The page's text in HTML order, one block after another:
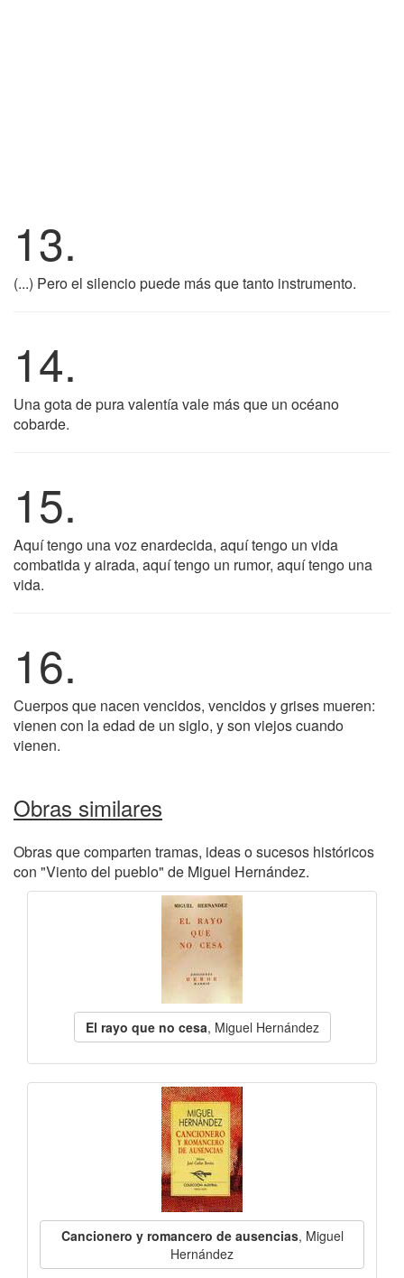
13.
(...) Pero el silencio puede más que tanto instrumento.
14.
Una gota de pura valentía vale más que un océano
cobarde.
15.
Aquí tengo una voz enardecida, aquí tengo un vida
combatida y airada, aquí tengo un rumor, aquí tengo una
vida.
16.
Cuerpos que nacen vencidos, vencidos y grises mueren:
vienen con la edad de un siglo, y son viejos cuando
vienen.
Obras similares
Obras que comparten tramas, ideas o sucesos históricos
con "Viento del pueblo" de Miguel Hernández.
El rayo que no cesa, Miguel Hernández
Cancionero y romancero de ausencias, Miguel
Hernández